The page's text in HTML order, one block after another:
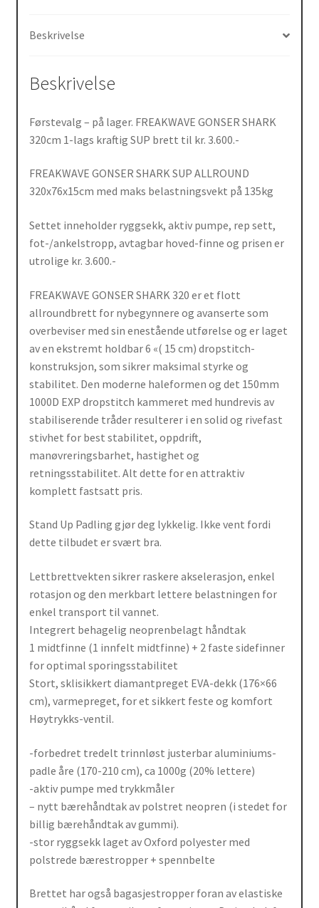
Beskrivelse
Beskrivelse
Førstevalg – på lager. FREAKWAVE GONSER SHARK
320cm 1-lags kraftig SUP brett til kr. 3.600.-
FREAKWAVE GONSER SHARK SUP ALLROUND
320x76x15cm med maks belastningsvekt på 135kg
Settet inneholder ryggsekk, aktiv pumpe, rep sett,
fot-/ankelstropp, avtagbar hoved-finne og prisen er
utrolige kr. 3.600.-
FREAKWAVE GONSER SHARK 320 er et flott
allroundbrett for nybegynnere og avanserte som
overbeviser med sin enestående utførelse og er laget
av en ekstremt holdbar 6 «( 15 cm) dropstitch-
konstruksjon, som sikrer maksimal styrke og
stabilitet. Den moderne haleformen og det 150mm
1000D EXP dropstitch kammeret med hundrevis av
stabiliserende tråder resulterer i en solid og rivefast
stivhet for best stabilitet, oppdrift,
manøvreringsbarhet, hastighet og
retningsstabilitet. Alt dette for en attraktiv
komplett fastsatt pris.
Stand Up Padling gjør deg lykkelig. Ikke vent fordi
dette tilbudet er svært bra.
Lettbrettvekten sikrer raskere akselerasjon, enkel
rotasjon og den merkbart lettere belastningen for
enkel transport til vannet.
Integrert behagelig neoprenbelagt håndtak
1 midtfinne (1 innfelt midtfinne) + 2 faste sidefinner
for optimal sporingsstabilitet
Stort, sklisikkert diamantpreget EVA-dekk (176×66
cm), varmepreget, for et sikkert feste og komfort
Høytrykks-ventil.
-forbedret tredelt trinnløst justerbar aluminiums-
padle åre (170-210 cm), ca 1000g (20% lettere)
-aktiv pumpe med trykkmåler
– nytt bærehåndtak av polstret neopren (i stedet for
billig bærehåndtak av gummi).
-stor ryggsekk laget av Oxford polyester med
polstrede bærestropper + spennbelte
Brettet har også bagasjestropper foran av elastiske